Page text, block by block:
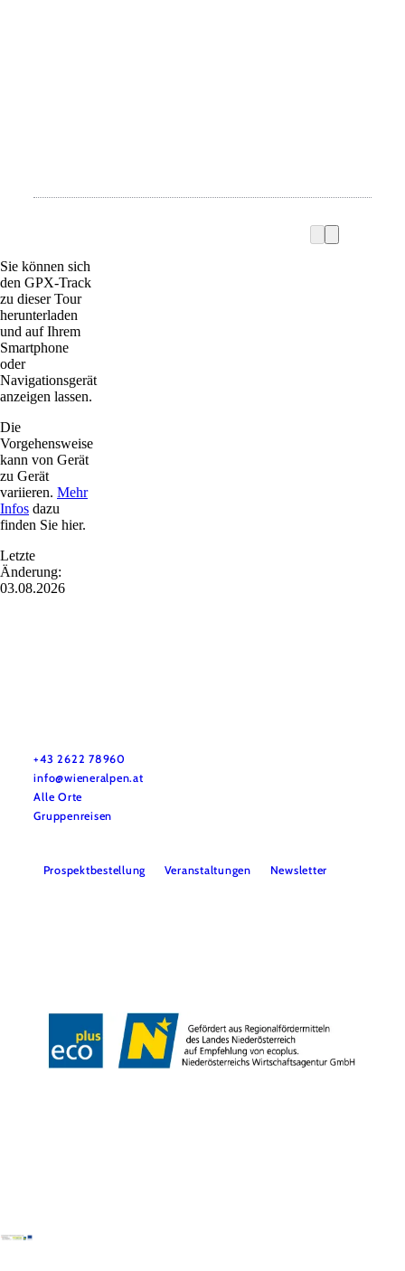
Sie können sich
den GPX-Track
zu dieser Tour
herunterladen
und auf Ihrem
Smartphone
oder
Navigationsgerät
anzeigen lassen.
Die
Vorgehensweise
kann von Gerät
zu Gerät
variieren. Mehr
Infos dazu
finden Sie hier.
Letzte
Änderung:
03.08.2026
+43 2622 78960
info@wieneralpen.at
Alle Orte
Gruppenreisen
Prospektbestellung Veranstaltungen Newsletter